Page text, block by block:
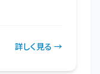
詳しく見る →